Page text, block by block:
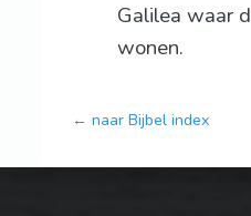
Galilea waar
wonen.
← naar Bijbel index